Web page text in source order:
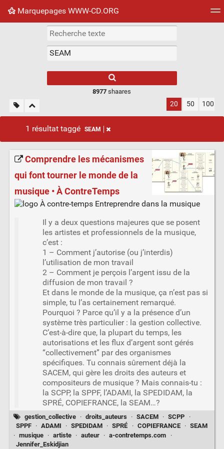
Marquepages WWW-CD.ORG
Nuage de tags Mur d'images
8977 shaares
20 50 100
1 résultat taggé SEAM
Comprendre les mécanismes
qui font tourner le monde de la
musique • À ContreTemps
Il y a deux questions majeures que se posent
les artistes et professionnels de la musique,
c’est :
1 – Comment j’autorise (ou j’interdis)
l’utilisation de mon travail
2 – Comment je perçois l’argent issu de la
diffusion de mon travail ?
Et dans le monde de la musique, ça n’est pas si
simple, tu l’as certainement remarqué.
Pourquoi ? Parce qu’il y a la présence d’un
système très particulier : la gestion collective.
C’est-à-dire que, la plupart du temps, les
autorisations et les flux d’argent sont gérés
“collectivement” par des organismes
spécifiques. Tu connais sûrement déjà la
SACEM, qui gère les droits des auteurs et
compositeurs de musique ? Mais connais-tu :
la SCPP, la SPPF, l’ADAMI, la SPEDIDAM, la
SPRÉ, COPIEFRANCE, la SEAM…?
gestion_collective · droits_auteurs · SACEM · SCPP
·
SPPF
· ADAMI · SPEDIDAM · SPRÉ · COPIEFRANCE · SEAM
· musique · artiste · auteur · a-contretemps.com
·
Jennifer_Eskidjian